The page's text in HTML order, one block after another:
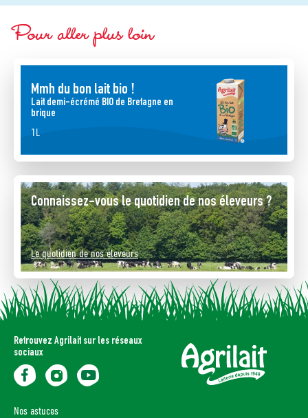
Pour aller plus loin
Mmh du bon lait bio !
Lait demi-écrémé BIO de Bretagne en
brique
1L
Connaissez-vous le quotidien de nos éleveurs ?
Le quotidien de nos éleveurs
Retrouvez Agrilait sur les réseaux
sociaux
Nos astuces